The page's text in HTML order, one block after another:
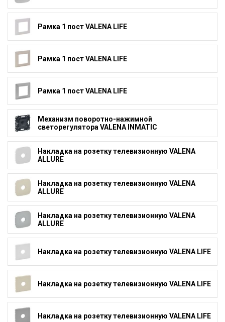
Рамка 1 пост VALENA LIFE
Рамка 1 пост VALENA LIFE
Рамка 1 пост VALENA LIFE
Механизм поворотно-нажимной
светорегулятора VALENA INMATIC
Накладка на розетку телевизионную VALENA
ALLURE
Накладка на розетку телевизионную VALENA
ALLURE
Накладка на розетку телевизионную VALENA
ALLURE
Накладка на розетку телевизионную VALENA LIFE
Накладка на розетку телевизионную VALENA LIFE
Накладка на розетку телевизионную VALENA LIFE